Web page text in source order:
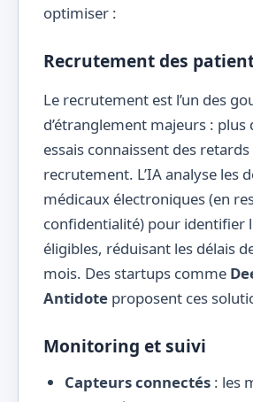
optimiser :
Recrutement des
Le recrutement est l’un des
d’étranglement majeurs : plus
essais connaissent des retards
recrutement. L’IA analyse les
médicaux électroniques (en
confidentialité) pour identifier
éligibles, réduisant les délais
mois. Des startups comme
Antidote proposent ces
Monitoring et suivi
Capteurs connectés : les